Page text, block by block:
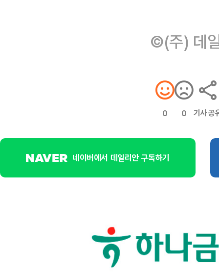
©(주) 데
0 0 기사 공
네이버에서 데일리안 구독하기